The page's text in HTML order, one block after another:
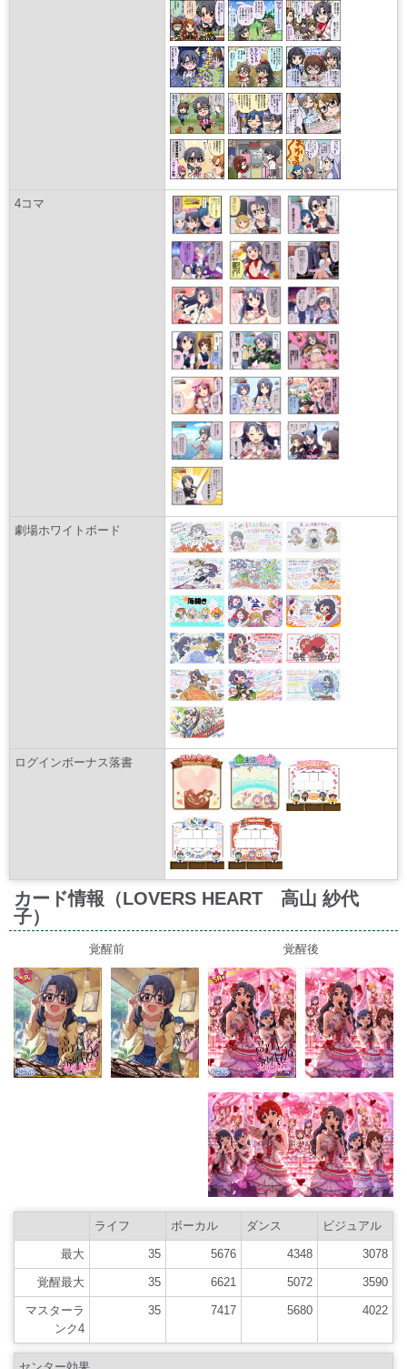
4コマ
劇場ホワイトボード
ログインボーナス落書
カード情報（LOVERS HEART 高山 紗代
子）
覚醒前 覚醒後
ライフ ボーカル ダンス ビジュアル
最大 35 5676 4348 3078
覚醒最大 35 6621 5072 3590
マスターラ
ンク4
35 7417 5680 4022